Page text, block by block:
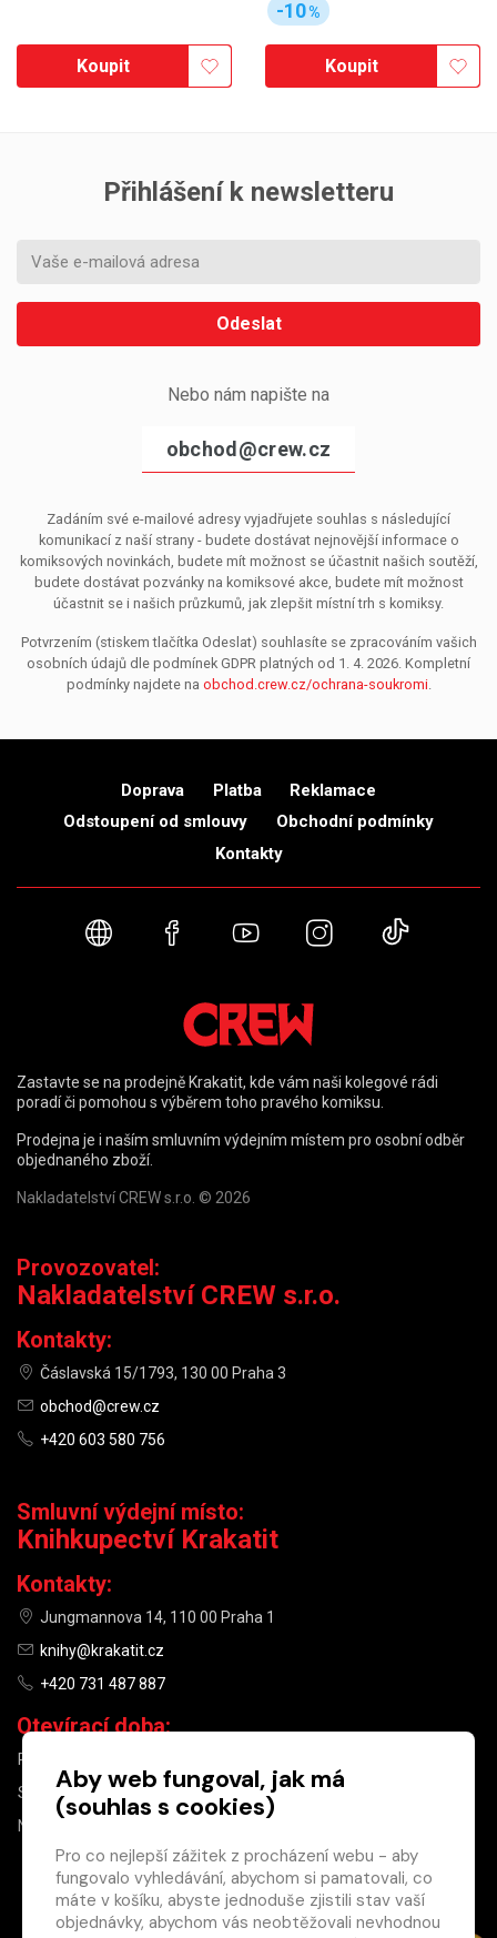
Koupit
-10%
Koupit
Přihlášení k newsletteru
Odeslat
Nebo nám napište na
obchod@crew.cz
Zadáním své e-mailové adresy vyjadřujete souhlas s následující
komunikací z naší strany - budete dostávat nejnovější informace o
komiksových novinkách, budete mít možnost se účastnit našich soutěží,
budete dostávat pozvánky na komiksové akce, budete mít možnost
účastnit se i našich průzkumů, jak zlepšit místní trh s komiksy.
Potvrzením (stiskem tlačítka Odeslat) souhlasíte se zpracováním vašich
osobních údajů dle podmínek GDPR platných od 1. 4. 2026. Kompletní
podmínky najdete na obchod.crew.cz/ochrana-soukromi.
×
Máte u nás již
Doprava Platba
Reklamace
Odstoupení od smlouvy
Obchodní podmínky
Kontakty
Webové stránky
FacebookYouTubeInstagram
Zastavte se na prodejně Krakatit, kde vám naši kolegové rádi
poradí či pomohou s výběrem toho pravého komiksu.
Prodejna je i naším smluvním výdejním místem pro osobní odběr
objednaného zboží.
Nakladatelství CREW s.r.o. © 2026
Provozovatel:
Nakladatelství CREW s.r.o.
Kontakty:
Čáslavská 15/1793, 130 00 Praha 3
obchod@crew.cz
+420 603 580 756
Smluvní výdejní místo:
Knihkupectví Krakatit
Kontakty:
Jungmannova 14, 110 00 Praha 1
knihy@krakatit.cz
+420 731 487 887
Otevírací doba:
PO–PÁ
SO
10:00–13:00
NE
Aby web fungoval, jak má
(souhlas s cookies)
Pro co nejlepší zážitek z procházení webu - aby
fungovalo vyhledávání, abychom si pamatovali, co
máte v košíku, abyste jednoduše zjistili stav vaší
objednávky, abychom vás neobtěžovali nevhodnou